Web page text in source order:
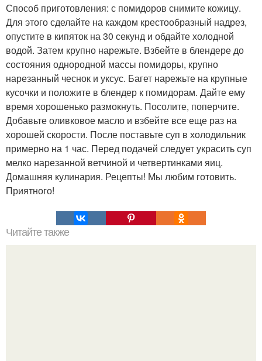
Способ приготовления: с помидоров снимите кожицу.
Для этого сделайте на каждом крестообразный надрез,
опустите в кипяток на 30 секунд и обдайте холодной
водой. Затем крупно нарежьте. Взбейте в блендере до
состояния однородной массы помидоры, крупно
нарезанный чеснок и уксус. Багет нарежьте на крупные
кусочки и положите в блендер к помидорам. Дайте ему
время хорошенько размокнуть. Посолите, поперчите.
Добавьте оливковое масло и взбейте все еще раз на
хорошей скорости. После поставьте суп в холодильник
примерно на 1 час. Перед подачей следует украсить суп
мелко нарезанной ветчиной и четвертинками яиц.
Домашняя кулинария. Рецепты! Мы любим готовить.
Приятного!
Читайте также